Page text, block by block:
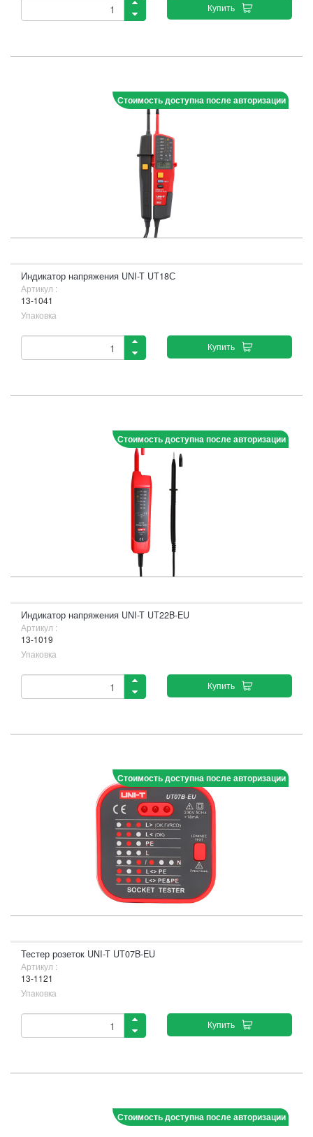
Купить
Стоимость доступна после авторизации
Индикатор напряжения UNI-T UT18С
Артикул :
13-1041
Упаковка
Купить
Стоимость доступна после авторизации
Индикатор напряжения UNI-T UT22B-EU
Артикул :
13-1019
Упаковка
Купить
Стоимость доступна после авторизации
Тестер розеток UNI-T UT07B-EU
Артикул :
13-1121
Упаковка
Купить
Стоимость доступна после авторизации